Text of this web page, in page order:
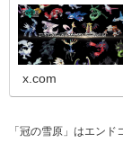
x.com
「冠の雪原」はエンド